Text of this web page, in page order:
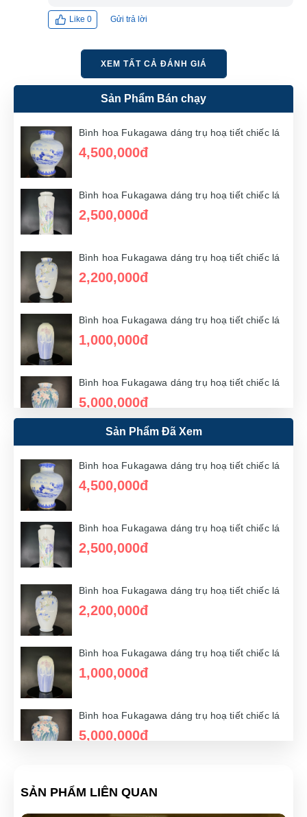
Like 0 Gửi trả lời
XEM TẤT CẢ ĐÁNH GIÁ
Sản Phẩm Bán chạy
Bình hoa Fukagawa dáng trụ hoạ tiết chiếc lá
4,500,000đ
Bình hoa Fukagawa dáng trụ hoạ tiết chiếc lá
2,500,000đ
Bình hoa Fukagawa dáng trụ hoạ tiết chiếc lá
2,200,000đ
Bình hoa Fukagawa dáng trụ hoạ tiết chiếc lá
1,000,000đ
Bình hoa Fukagawa dáng trụ hoạ tiết chiếc lá
5,000,000đ
Bình hoa Fukagawa dáng trụ hoạ tiết chiếc lá
1,700,000đ
2,000,000đ
2,000,000đ
1,600,000đ
1,500,000đ
Sản Phẩm Đã Xem
Bình hoa Fukagawa dáng trụ hoạ tiết chiếc lá
4,500,000đ
Bình hoa Fukagawa dáng trụ hoạ tiết chiếc lá
2,500,000đ
Bình hoa Fukagawa dáng trụ hoạ tiết chiếc lá
2,200,000đ
Bình hoa Fukagawa dáng trụ hoạ tiết chiếc lá
1,000,000đ
Bình hoa Fukagawa dáng trụ hoạ tiết chiếc lá
5,000,000đ
1,700,000đ
SẢN PHẨM LIÊN QUAN